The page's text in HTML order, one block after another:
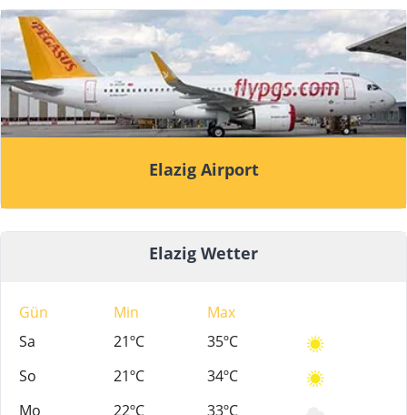
Elazig Airport
Elazig Wetter
Gün Min
Max
Sa
21ºC
35ºC
So
21ºC
34ºC
Mo
22ºC 33ºC